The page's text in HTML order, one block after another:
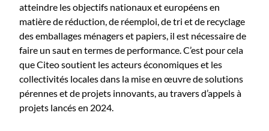
atteindre les objectifs nationaux et européens en
matière de réduction, de réemploi, de tri et de recyclage
des emballages ménagers et papiers, il est nécessaire de
faire un saut en termes de performance. C’est pour cela
que Citeo soutient les acteurs économiques et les
collectivités locales dans la mise en œuvre de solutions
pérennes et de projets innovants, au travers d’appels à
projets lancés en 2024.